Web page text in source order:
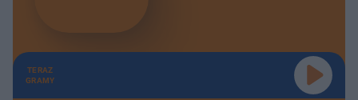
TERAZ
GRAMY